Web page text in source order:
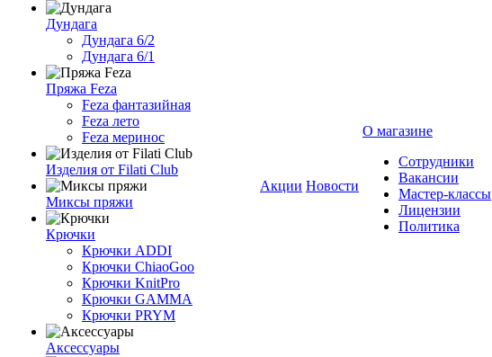
Дундага
Дундага 6/2
Дундага 6/1
Пряжа Feza
Feza фантазийная
Feza лето
Feza меринос
Изделия от Filati Club
Миксы пряжи
Крючки
Крючки ADDI
Крючки ChiaoGoo
Крючки KnitPro
Крючки GAMMA
Крючки PRYM
Аксессуары
Акции Новости
О магазине
Сотрудники
Вакансии
Мастер-классы
Лицензии
Политика